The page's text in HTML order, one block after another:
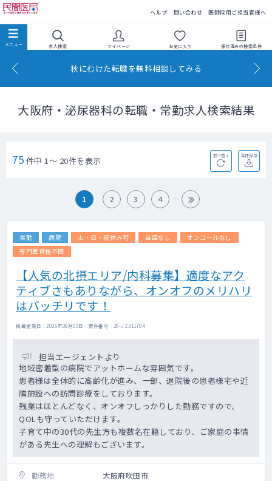
ヘルプ 問い合わせ 医師採用ご担当者様へ
求人検索 マイページ お気に入り 保存済みの検索条件
秋にむけた転職を無料相談してみる
大阪府・泌尿器科の転職・常勤求人検索結果
75 件中 1～ 20件を表示 並べ替え 条件保存
1 2 3 4
常勤 病院 土・日・祝休み可 当直なし
オンコールなし
専門医資格不問
【人気の北摂エリア/内科募集】適度なアク
ティブさもありながら、オンオフのメリハリ
はバッチリです！
掲載更新日 : 2026年08月05日 案件番号 : 26-JZ311704
担当エージェントより
地域密着型の病院でアットホームな雰囲気です。
患者様は全体的に高齢化が進み、一部、退院後の患者様宅や近
隣施設への訪問診療をしております。
残業はほとんどなく、オンオフしっかりした勤務ですので、
QOLも守っていただけます。
子育て中の30代の先生方も複数名在籍しており、ご家庭の事情
がある先生への理解もございます。
勤務地 大阪府吹田市